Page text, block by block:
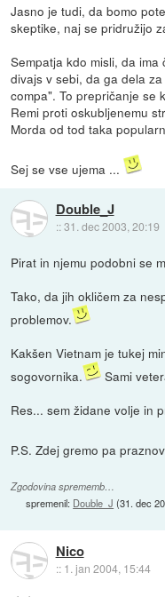
Jasno je tudi, da bomo
skeptike, naj se pridružijo
Sempatja kdo misli, da
divajs v sebi, da ga dela
compa". To prepričanje se
Remi proti oskubljenemu
Morda od tod taka
Sej se vse ujema ...
Double_J
::31. dec 2003, 20:19
Pirat in njemu podobni se
Tako, da jih okličem za
problemov.
Kakšen Vietnam je tukej
sogovornika.
Sami
Res... sem židane volje in
P.S. Zdej gremo pa
Zgodovina sprememb…
spremenil: Double_J (31. dec
Nico
:: 1. jan 2004, 15:44